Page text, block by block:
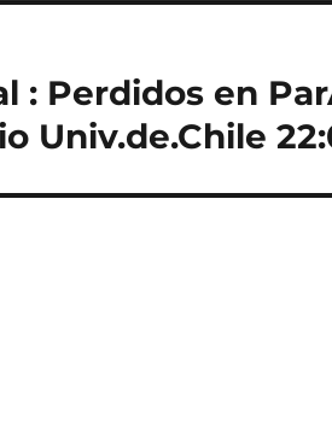
: Perdidos en
Univ.de.Chile